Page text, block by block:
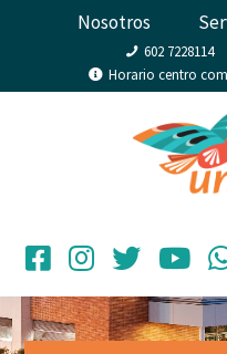
Nosotros
602 7228114
Horario centro